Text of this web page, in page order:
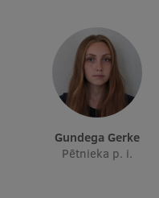
Gundega Gerke
Pētnieka p. i.